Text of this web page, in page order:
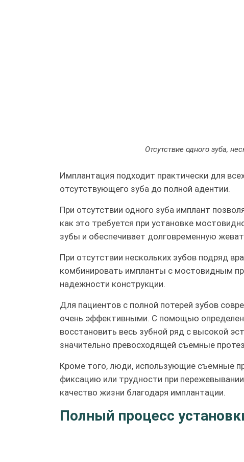
Отсутствие одного зуба,
Имплантация подходит практически для
отсутствующего зуба до полной адентии.
При отсутствии одного зуба имплант
как это требуется при установке
зубы и обеспечивает долговременную
При отсутствии нескольких зубов подряд
комбинировать импланты с мостовидным
надежности конструкции.
Для пациентов с полной потерей зубов
очень эффективными. С помощью
восстановить весь зубной ряд с высокой
значительно превосходящей съемные
Кроме того, люди, использующие съемные
фиксацию или трудности при
качество жизни благодаря имплантации.
Полный процесс